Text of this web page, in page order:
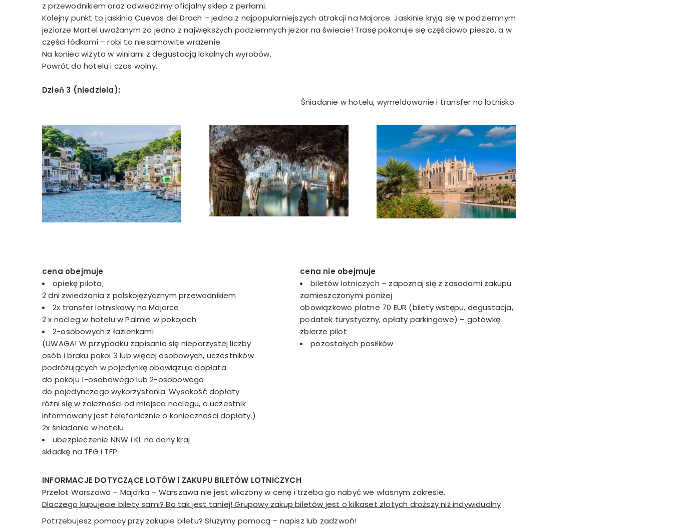
z przewodnikiem oraz odwiedzimy oficjalny sklep z perłami.
Kolejny punkt to jaskinia Cuevas del Drach – jedna z najpopularniejszych atrakcji na Majorce. Jaskinie kryją się w podziemnym
jeziorze Martel uważanym za jedno z największych podziemnych jezior na świecie! Trasę pokonuje się częściowo pieszo, a w
części łódkami – robi to niesamowite wrażenie.
Na koniec wizyta w winiarni z degustacją lokalnych wyrobów.
Powrót do hotelu i czas wolny.
Dzień 3 (niedziela):
Śniadanie w hotelu, wymeldowanie i transfer na lotnisko.
cena obejmuje
opiekę pilota;
2 dni zwiedzania z polskojęzycznym przewodnikiem
2x transfer lotniskowy na Majorce
2 x nocleg w hotelu w Palmie w pokojach
2-osobowych z łazienkami
(UWAGA! W przypadku zapisania się nieparzystej liczby
osób i braku pokoi 3 lub więcej osobowych, uczestników
podróżujących w pojedynkę obowiązuje dopłata
do pokoju 1-osobowego lub 2-osobowego
do pojedynczego wykorzystania. Wysokość dopłaty
różni się w zależności od miejsca noclegu, a uczestnik
informowany jest telefonicznie o konieczności dopłaty.)
2x śniadanie w hotelu
ubezpieczenie NNW i KL na dany kraj
składkę na TFG i TFP
cena nie obejmuje
biletów lotniczych – zapoznaj się z zasadami zakupu
zamieszczonymi poniżej
obowiązkowo płatne 70 EUR (bilety wstępu, degustacja,
podatek turystyczny, opłaty parkingowe) – gotówkę
zbierze pilot
pozostałych posiłków
INFORMACJE DOTYCZĄCE LOTÓW i ZAKUPU BILETÓW LOTNICZYCH
Przelot Warszawa – Majorka – Warszawa nie jest wliczony w cenę i trzeba go nabyć we własnym zakresie.
Dlaczego kupujecie bilety sami? Bo tak jest taniej! Grupowy zakup biletów jest o kilkaset złotych droższy niż indywidualny
Potrzebujesz pomocy przy zakupie biletu? Służymy pomocą – napisz lub zadzwoń!